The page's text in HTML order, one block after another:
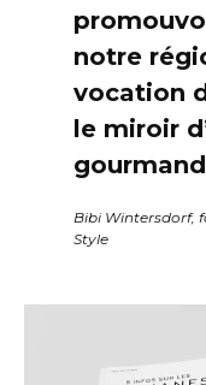
notre
vocation
le miroir
Bibi Wintersdorf,
Style